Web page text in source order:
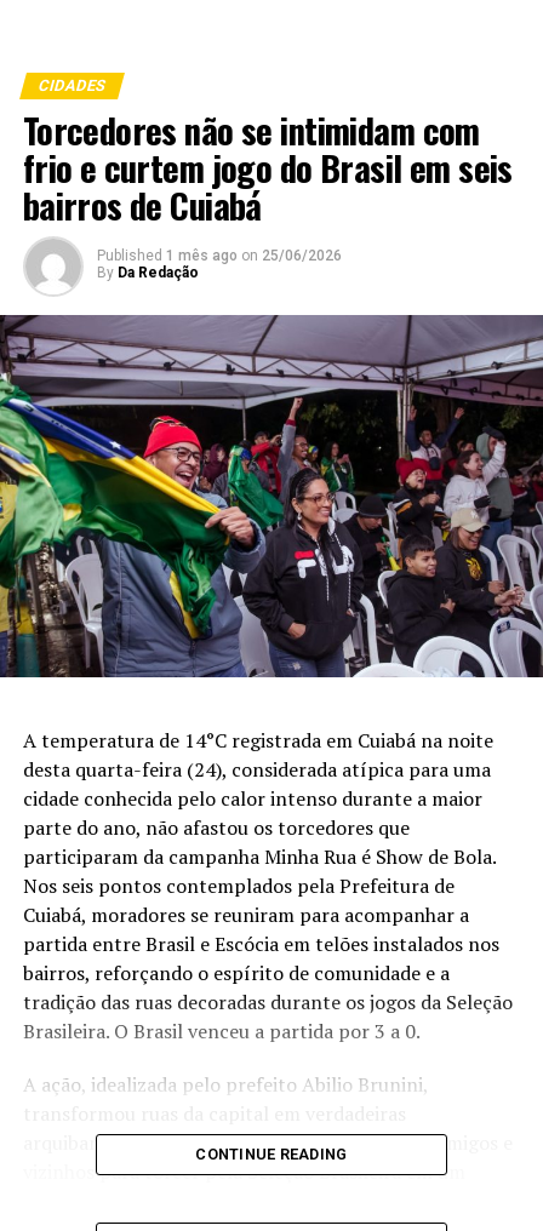
CIDADES
Torcedores não se intimidam com
frio e curtem jogo do Brasil em seis
bairros de Cuiabá
Published 1 mês ago on 25/06/2026
By Da Redação
A temperatura de 14°C registrada em Cuiabá na noite
desta quarta-feira (24), considerada atípica para uma
cidade conhecida pelo calor intenso durante a maior
parte do ano, não afastou os torcedores que
participaram da campanha Minha Rua é Show de Bola.
Nos seis pontos contemplados pela Prefeitura de
Cuiabá, moradores se reuniram para acompanhar a
partida entre Brasil e Escócia em telões instalados nos
bairros, reforçando o espírito de comunidade e a
tradição das ruas decoradas durante os jogos da Seleção
Brasileira. O Brasil venceu a partida por 3 a 0.
A ação, idealizada pelo prefeito Abilio Brunini,
arquibancadas a céu aberto, reunindo famílias, amigos e
vizinhos para torcer pela Seleção Brasileira em um
CONTINUE READING